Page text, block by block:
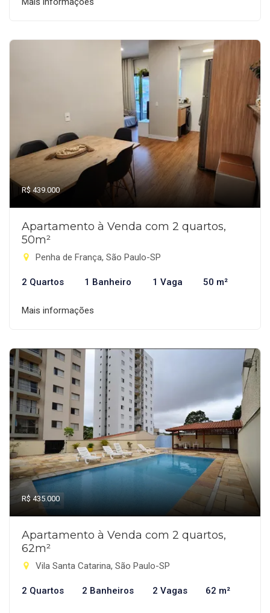
R$ 439.000
Apartamento à Venda com 2 quartos,
50m²
Penha de França, São Paulo-SP
2 Quartos 1 Banheiro 1 Vaga 50 m²
Mais informações
R$ 435.000
Apartamento à Venda com 2 quartos,
62m²
Vila Santa Catarina, São Paulo-SP
2 Quartos 2 Banheiros 2 Vagas 62 m²